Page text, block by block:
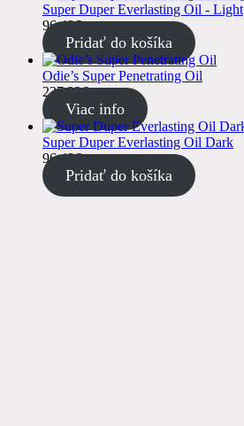
Super Duper Everlasting Oil - Light
96.48€
Pridať do košíka
Odie’s Super Penetrating Oil
237.33€
Viac info
Super Duper Everlasting Oil Dark
96.48€
Pridať do košíka